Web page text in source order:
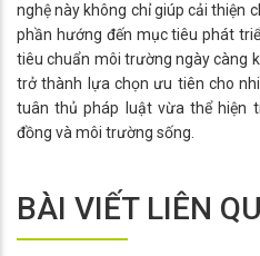
nghệ này không chỉ giúp cải thiện
phần hướng đến mục tiêu phát
tiêu chuẩn môi trường ngày càng
trở thành lựa chọn ưu tiên cho
tuân thủ pháp luật vừa thể hiện
đồng và môi trường sống.
BÀI VIẾT LIÊN